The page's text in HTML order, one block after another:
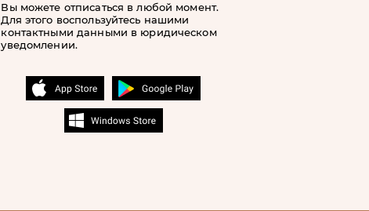
Вы можете отписаться в любой момент.
Для этого воспользуйтесь нашими
контактными данными в юридическом
уведомлении.